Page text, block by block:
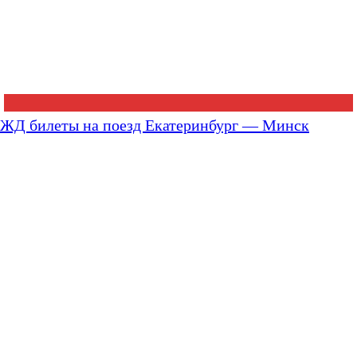
ЖД билеты на поезд Екатеринбург — Минск